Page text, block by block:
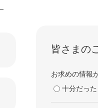
皆さまの
お求めの情報
十分だった